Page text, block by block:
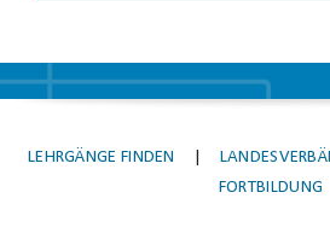
LEHRGÄNGE FINDEN
FORTBILDUNG